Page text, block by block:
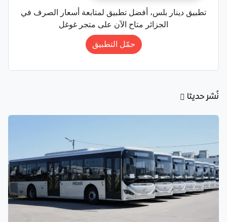
تطبيق دينار بلس، أفضل تطبيق لمتابعة أسعار الصرف في
الجزائر متاح الآن على متجر غوغل
حمّل التطبيق
نُشر حديثا